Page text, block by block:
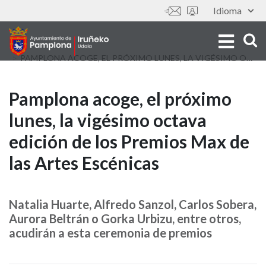
au
contenu
principal
Idioma
Outils
Pamplona
acoge,
el
próximo
lunes,
la
Pamplona acoge, el próximo
lunes, la vigésimo octava
edición de los Premios Max de
las Artes Escénicas
Natalia Huarte, Alfredo Sanzol, Carlos Sobera,
Aurora Beltrán o Gorka Urbizu, entre otros,
acudirán a esta ceremonia de premios